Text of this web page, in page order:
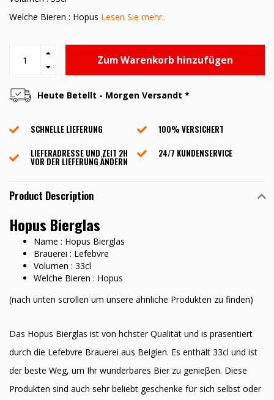
Welche Bieren : Hopus Lesen Sie mehr..
Zum Warenkorb hinzufügen
Heute Betellt - Morgen Versandt *
SCHNELLE LIEFERUNG
100% VERSICHERT
LIEFERADRESSE UND ZEIT 2H
VOR DER LIEFERUNG ÄNDERN
24/7 KUNDENSERVICE
Product Description
Hopus Bierglas
Name : Hopus Bierglas
Brauerei : Lefebvre
Volumen : 33cl
Welche Bieren : Hopus
(nach unten scrollen um unsere ähnliche Produkten zu finden)
Das Hopus Bierglas ist von hӧchster Qualität und is präsentiert
durch die Lefebvre Brauerei aus Belgien. Es enthält 33cl und ist
der beste Weg, um Ihr wunderbares Bier zu genieβen. Diese
Produkten sind auch sehr beliebt geschenke fϋr sich selbst oder